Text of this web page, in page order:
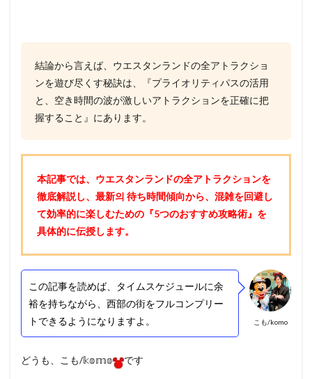
結論から言えば、ウエスタンランドの全アトラクショ
ンを遊び尽くす秘訣は、『プライオリティパスの活用
と、空き時間の波が激しいアトラクションを正確に把
握すること』にあります。
本記事では、ウエスタンランドの全アトラクションを
徹底解説し、最新의 待ち時間傾向から、混雑を回避し
て効率的に楽しむための『5つのおすすめ攻略術』を
具体的に伝授します。
こも/komo
この記事を読めば、タイムスケジュールに余
裕を持ちながら、西部の街をフルコンプリー
トできるようになりますよ。
どうも、こも/𝕜𝕠𝕞𝕠 です